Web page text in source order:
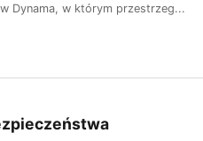
Dynama, w którym przestrzeg...